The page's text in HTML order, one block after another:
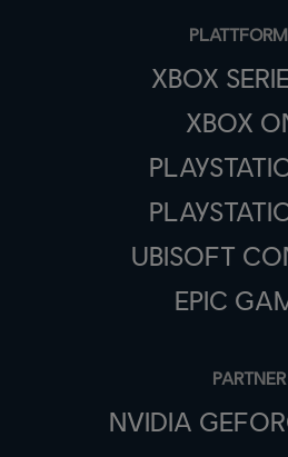
XBOX
XBOX
UBISOFT
EPIC
PARTNER
NVIDIA